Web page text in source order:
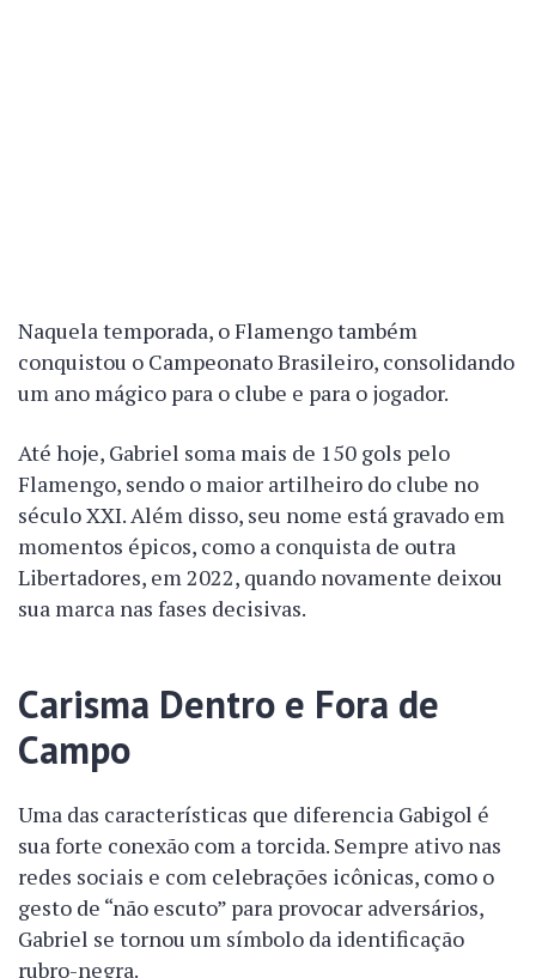
Naquela temporada, o Flamengo também
conquistou o Campeonato Brasileiro, consolidando
um ano mágico para o clube e para o jogador.
Até hoje, Gabriel soma mais de 150 gols pelo
Flamengo, sendo o maior artilheiro do clube no
século XXI. Além disso, seu nome está gravado em
momentos épicos, como a conquista de outra
Libertadores, em 2022, quando novamente deixou
sua marca nas fases decisivas.
Carisma Dentro e Fora de
Campo
Uma das características que diferencia Gabigol é
sua forte conexão com a torcida. Sempre ativo nas
redes sociais e com celebrações icônicas, como o
gesto de “não escuto” para provocar adversários,
Gabriel se tornou um símbolo da identificação
rubro-negra.